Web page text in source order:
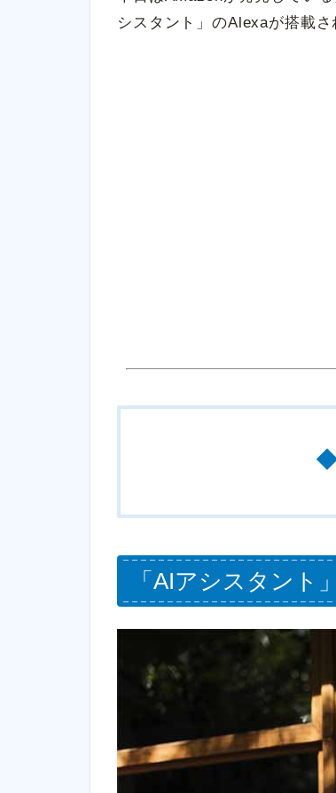
シスタント」のAlexaが搭載
「AIアシスタント